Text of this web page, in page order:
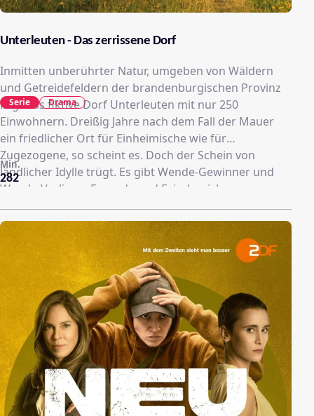
Unterleuten - Das zerrissene Dorf
Inmitten unberührter Natur, umgeben von Wäldern
und Getreidefeldern der brandenburgischen Provinz
liegt das fiktive Dorf Unterleuten mit nur 250
Einwohnern. Dreißig Jahre nach dem Fall der Mauer
ein friedlicher Ort für Einheimische wie für
Zugezogene, so scheint es. Doch der Schein von
ländlicher Idylle trügt. Es gibt Wende-Gewinner und
Wende-Verlierer, Freunde und Feinde, sich
argwöhnisch beäugende Nachbarn, Gerede, alte
Geheimnisse und verborgene Konflikte. Als der
Bürgermeister der Gemeinde den Vorschlag
unterbreitet, von einem Konzern einen Windpark mit
Dutzenden von Windkrafträdern bauen zu lassen, um
Wohlstand und Zukunft der Einheimischen zu sichern,
beginnt der offene Kampf um das einzig infrage
kommende Stück Land, welches unglücklicherweise
drei verschiedenen Besitzern gehört. Jeder sieht für
sich das große Geld. Allianzen bilden sich und aus
Freunden werden Feinde. Zudem mischt sich ein
skrupelloser Investor aus Süddeutschland ein und
bringt das Fass zum Überlaufen.
282
Min.
Serie Drama